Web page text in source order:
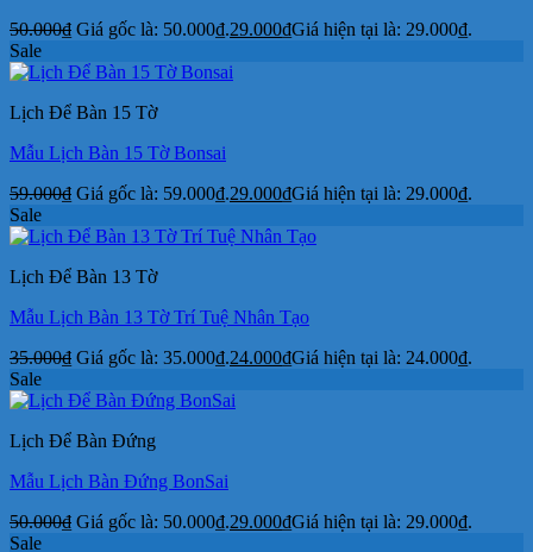
50.000₫ Giá gốc là: 50.000₫.29.000₫Giá hiện tại là: 29.000₫.
Sale
Lịch Để Bàn 15 Tờ
Mẫu Lịch Bàn 15 Tờ Bonsai
59.000₫ Giá gốc là: 59.000₫.29.000₫Giá hiện tại là: 29.000₫.
Sale
Lịch Để Bàn 13 Tờ
Mẫu Lịch Bàn 13 Tờ Trí Tuệ Nhân Tạo
35.000₫ Giá gốc là: 35.000₫.24.000₫Giá hiện tại là: 24.000₫.
Sale
Lịch Để Bàn Đứng
Mẫu Lịch Bàn Đứng BonSai
50.000₫ Giá gốc là: 50.000₫.29.000₫Giá hiện tại là: 29.000₫.
Sale